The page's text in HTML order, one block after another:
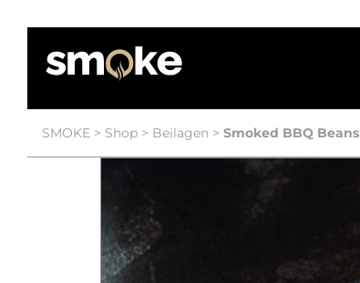
SMOKE > Shop > Beilagen > Smoked BBQ Beans